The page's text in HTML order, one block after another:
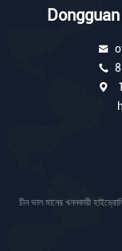
চীন ভাল মানের খননকারী